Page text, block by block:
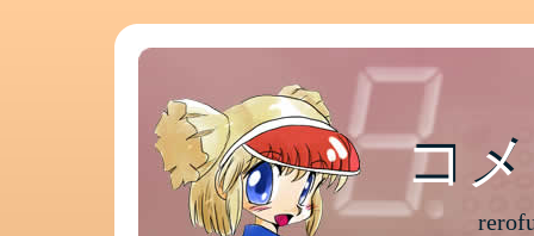
コ
コ